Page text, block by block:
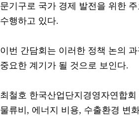
문기구로 국가 경제 발전을 위한
수행하고 있다.
이번 간담회는 이러한 정책 논의
중요한 계기가 될 것으로 보인다.
최철호 한국산업단지경영자연합
물류비, 에너지 비용, 수출환경 변